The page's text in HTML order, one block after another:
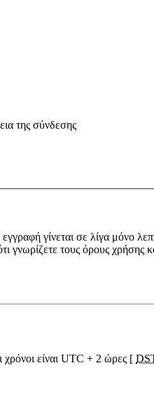
της σύνδεσης
γίνεται σε λίγα μόνο
γνωρίζετε τους όρους
χρόνοι είναι UTC + 2 ώρες [